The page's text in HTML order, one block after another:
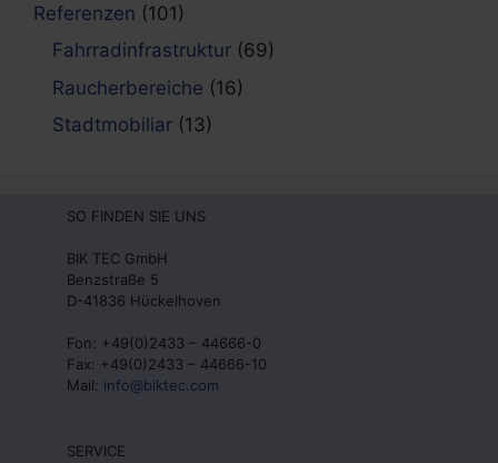
Referenzen (101)
Fahrradinfrastruktur (69)
Raucherbereiche (16)
Stadtmobiliar (13)
SO FINDEN SIE UNS
BIK TEC GmbH
Benzstraße 5
D-41836 Hückelhoven
Fon: +49(0)2433 – 44666-0
Fax: +49(0)2433 – 44666-10
Mail: info@biktec.com
SERVICE